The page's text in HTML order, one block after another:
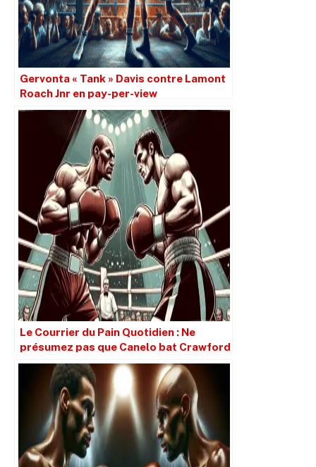
Gervonta « Tank » Davis contre Lamont
Roach Jnr en pay-per-view
Le Courrier du Pain Quotidien : Ne
présumez pas que Canelo bat Crawford
simplement parce qu’il est plus grand.